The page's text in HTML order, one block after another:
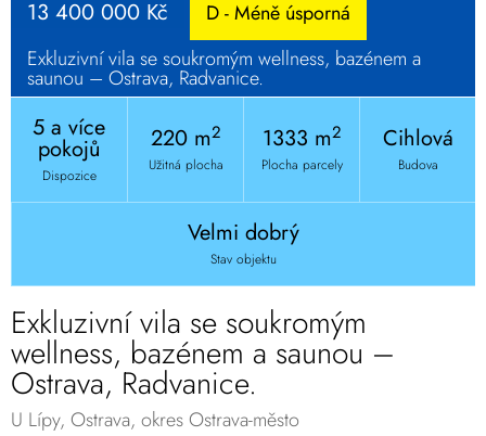
13 400 000 Kč
D - Méně úsporná
Exkluzivní vila se soukromým wellness, bazénem a
saunou – Ostrava, Radvanice.
5 a více
pokojů
Dispozice
220 m2
Užitná plocha
1333 m2
Plocha parcely
Cihlová
Budova
Velmi dobrý
Stav objektu
Exkluzivní vila se soukromým
wellness, bazénem a saunou –
Ostrava, Radvanice.
U Lípy, Ostrava, okres Ostrava-město